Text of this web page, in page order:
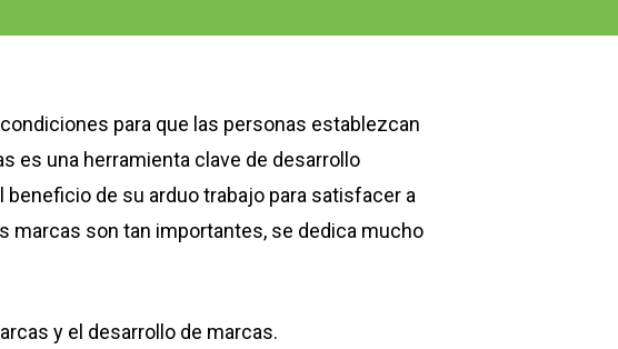
para que las personas establezcan
es una herramienta clave de desarrollo
de su arduo trabajo para satisfacer a
marcas son tan importantes, se dedica mucho
y el desarrollo de marcas.